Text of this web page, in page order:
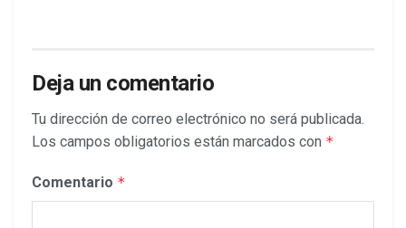
Deja un comentario
Tu dirección de correo electrónico no será publicada.
Los campos obligatorios están marcados con *
Comentario *